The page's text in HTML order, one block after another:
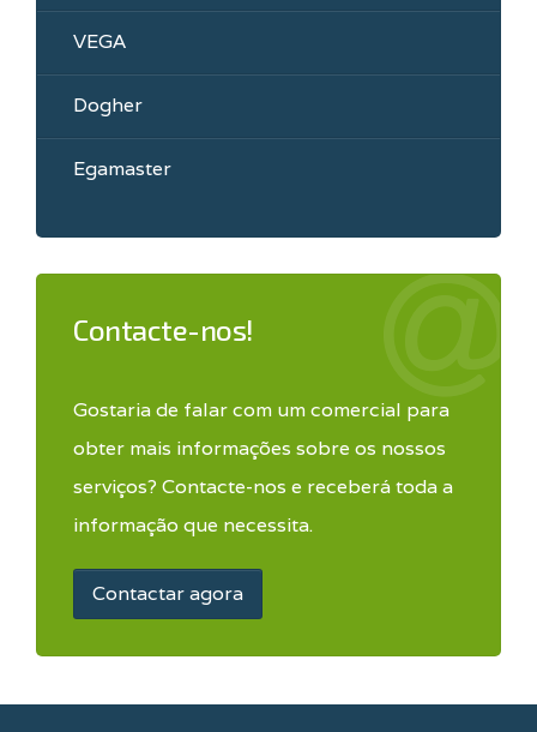
VEGA
Dogher
Egamaster
Contacte-nos!
Gostaria de falar com um comercial para
obter mais informações sobre os nossos
serviços? Contacte-nos e receberá toda a
informação que necessita.
Contactar agora